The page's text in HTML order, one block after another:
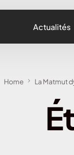
Actualités
Home La Matmut